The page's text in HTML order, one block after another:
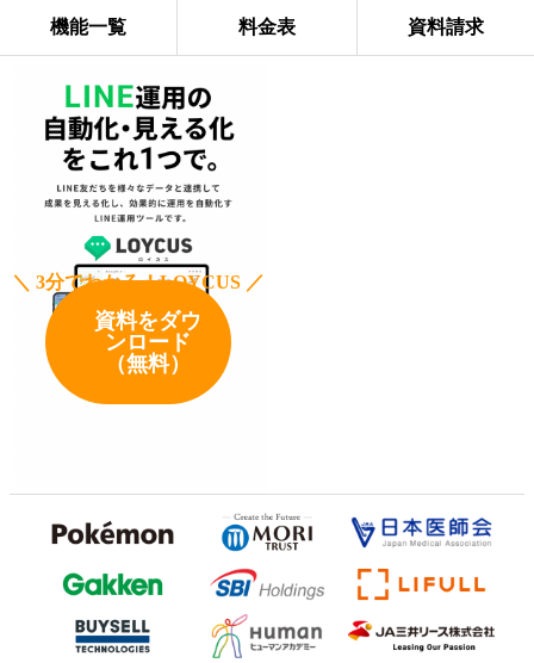
Loycus
機能一覧 料金表 資料請求
＼ 3分でわかる！LOYCUS ／
資料をダウ
ンロード
（無料）